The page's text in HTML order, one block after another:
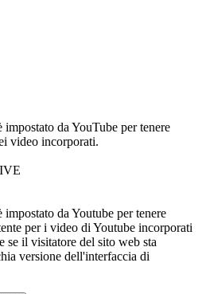
impostato da YouTube per tenere
video incorporati.
impostato da Youtube per tenere
per i video di Youtube incorporati
se il visitatore del sito web sta
versione dell'interfaccia di